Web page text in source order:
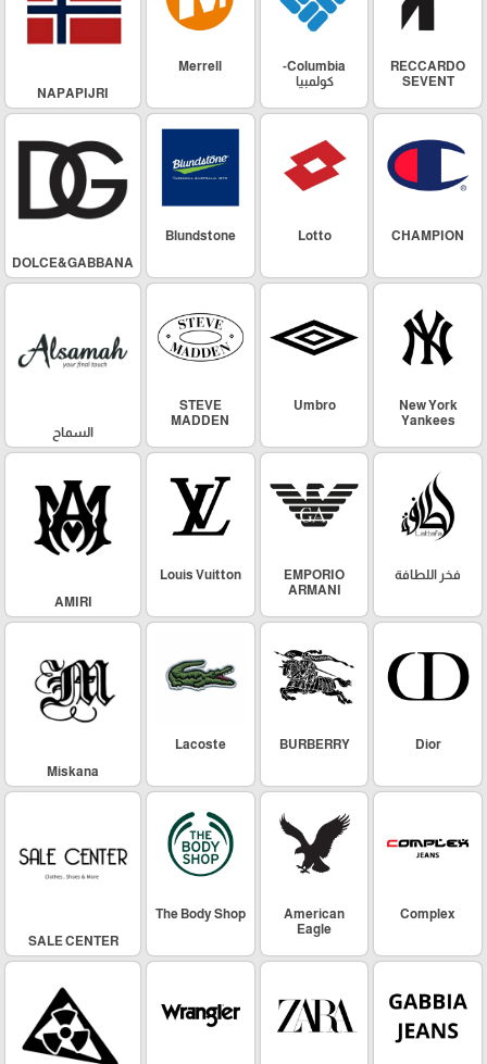
RECCARDO
SEVENT
Columbia-
كولمبيا
Merrell
NAPAPIJRI
CHAMPION
Lotto
Blundstone
DOLCE&GABBANA
New York
Yankees
Umbro
STEVE
MADDEN
السماح
فخر اللطافة
EMPORIO
ARMANI
Louis Vuitton
AMIRI
Dior
BURBERRY
Lacoste
Miskana
Complex
American
Eagle
The Body Shop
SALE CENTER